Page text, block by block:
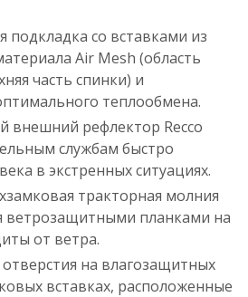
подкладка со вставками из
Air Mesh (область
часть спинки) и
теплообмена.
внешний рефлектор Recco
службам быстро
в экстренных ситуациях.
тракторная молния
ветрозащитными планками на
от ветра.
на влагозащитных
вставках, расположенные